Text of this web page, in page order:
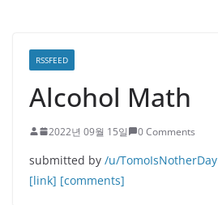
RSSFEED
Alcohol Math
2022년 09월 15일 0 Comments
submitted by /u/TomoIsNotherDay
[link] [comments]